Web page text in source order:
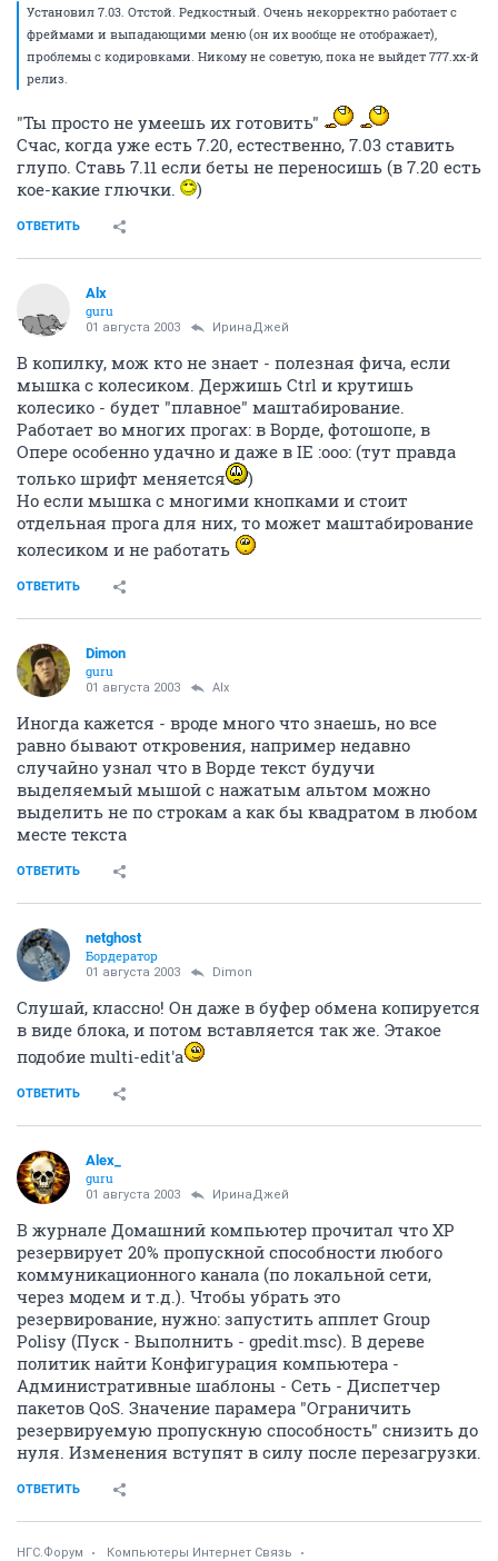
Установил 7.03. Отстой. Редкостный. Очень некорректно работает с
фреймами и выпадающими меню (он их вообще не отображает),
проблемы с кодировками. Никому не советую, пока не выйдет 777.хх-й
релиз.
"Ты просто не умеешь их готовить"
Счас, когда уже есть 7.20, естественно, 7.03 ставить
глупо. Ставь 7.11 если беты не переносишь (в 7.20 есть
кое-какие глючки.
)
ОТВЕТИТЬ
Alx
guru
01 августа 2003 ИринаДжей
В копилку, мож кто не знает - полезная фича, если
мышка с колесиком. Держишь Ctrl и крутишь
колесико - будет "плавное" маштабирование.
Работает во многих прогах: в Ворде, фотошопе, в
Опере особенно удачно и даже в IE :ooo: (тут правда
только шрифт меняется
)
Но если мышка с многими кнопками и стоит
отдельная прога для них, то может маштабирование
колесиком и не работать
ОТВЕТИТЬ
Dimon
guru
01 августа 2003 Alx
Иногда кажется - вроде много что знаешь, но все
равно бывают откровения, например недавно
случайно узнал что в Ворде текст будучи
выделяемый мышой с нажатым альтом можно
выделить не по строкам а как бы квадратом в любом
месте текста
ОТВЕТИТЬ
netghost
Бордератор
01 августа 2003 Dimon
Слушай, классно! Он даже в буфер обмена копируется
в виде блока, и потом вставляется так же. Этакое
подобие multi-edit'а
ОТВЕТИТЬ
Alex_
guru
01 августа 2003 ИринаДжей
В журнале Домашний компьютер прочитал что ХР
резервирует 20% пропускной способности любого
коммуникационного канала (по локальной сети,
через модем и т.д.). Чтобы убрать это
резервирование, нужно: запустить апплет Group
Polisy (Пуск - Выполнить - gpedit.msc). В дереве
политик найти Конфигурация компьютера -
Административные шаблоны - Сеть - Диспетчер
пакетов QoS. Значение парамера "Ограничить
резервируемую пропускную способность" снизить до
нуля. Изменения вступят в силу после перезагрузки.
ОТВЕТИТЬ
НГС.Форум Компьютеры Интернет Связь